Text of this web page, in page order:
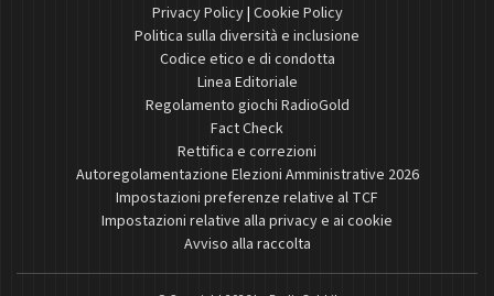
Privacy Policy| Cookie Policy
Politica sulla diversità e inclusione
Codice etico e di condotta
Linea Editoriale
Regolamento giochi RadioGold
Fact Check
Rettifica e correzioni
Autoregolamentazione Elezioni Amministrative 2026
Impostazioni preferenze relative al TCF
Impostazioni relative alla privacy e ai cookie
Avviso alla raccolta